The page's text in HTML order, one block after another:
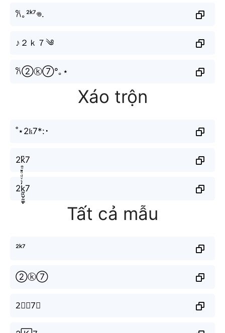
𐙚｡²ᵏ⁷𖦹.
♪２ｋ７༄
𐙚②ⓚ⑦°｡⋆
Xáo trộn
˚⋆2𝔨7*:･
2k͆7
2k̼͖̺̠̰͇̙̓͛ͮͩͦ̎ͦ̑ͅ7
Tất cả mẫu
²ᵏ⁷
②ⓚ⑦
2⃣🅺7⃣